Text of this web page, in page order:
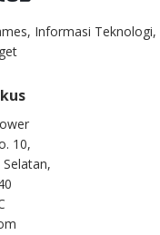
Informasi Teknologi,
10,